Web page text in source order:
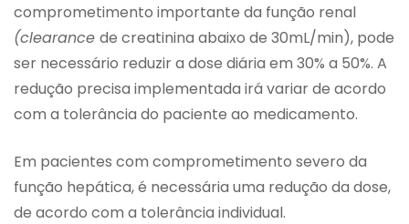
comprometimento importante da função renal
(clearance de creatinina abaixo de 30mL/min), pode
ser necessário reduzir a dose diária em 30% a 50%. A
redução precisa implementada irá variar de acordo
com a tolerância do paciente ao medicamento.
Em pacientes com comprometimento severo da
função hepática, é necessária uma redução da dose,
de acordo com a tolerância individual.